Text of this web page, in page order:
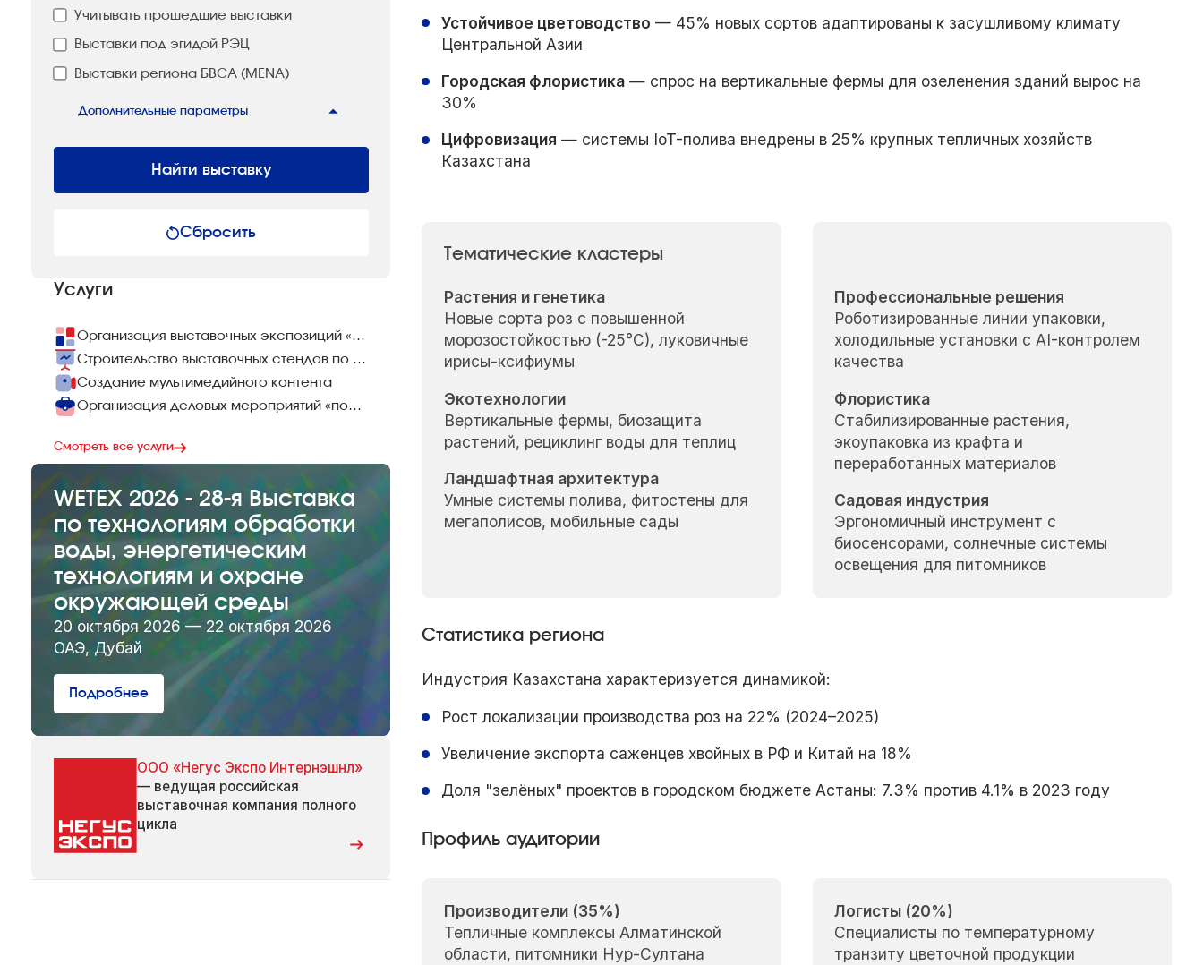
Учитывать прошедшие выставки
Выставки под эгидой РЭЦ
Выставки региона БВСА (MENA)
Дополнительные параметры
Найти выставку
Сбросить
Услуги
Организация выставочных экспозиций «под ключ»
Строительство выставочных стендов по всему миру
Создание мультимедийного контента
Организация деловых мероприятий «под ключ»
Смотреть все услуги
WETEX 2026 - 28-я Выставка
по технологиям обработки
воды, энергетическим
технологиям и охране
окружающей среды
20 октября 2026 — 22 октября 2026
ОАЭ, Дубай
Подробнее
ООО «Негус Экспо Интернэшнл»
— ведущая российская
выставочная компания полного
цикла
Устойчивое цветоводство — 45% новых сортов адаптированы к засушливому климату
Центральной Азии
Городская флористика— спрос на вертикальные фермы для озеленения зданий вырос на
30%
Цифровизация — системы IoT-полива внедрены в 25% крупных тепличных хозяйств
Казахстана
Тематические кластеры
Растения и генетика
Новые сорта роз с повышенной
морозостойкостью (-25°C), луковичные
ирисы-ксифиумы
Экотехнологии
Вертикальные фермы, биозащита
растений, рециклинг воды для теплиц
Ландшафтная архитектура
Умные системы полива, фитостены для
мегаполисов, мобильные сады
Профессиональные решения
Роботизированные линии упаковки,
холодильные установки с AI-контролем
качества
Флористика
Стабилизированные растения,
экоупаковка из крафта и
переработанных материалов
Садовая индустрия
Эргономичный инструмент с
биосенсорами, солнечные системы
освещения для питомников
Статистика региона
Индустрия Казахстана характеризуется динамикой:
Рост локализации производства роз на 22% (2024–2025)
Увеличение экспорта саженцев хвойных в РФ и Китай на 18%
Доля "зелёных" проектов в городском бюджете Астаны: 7.3% против 4.1% в 2023 году
Профиль аудитории
Производители (35%)
Тепличные комплексы Алматинской
области, питомники Нур-Султана
Логисты (20%)
Специалисты по температурному
транзиту цветочной продукции